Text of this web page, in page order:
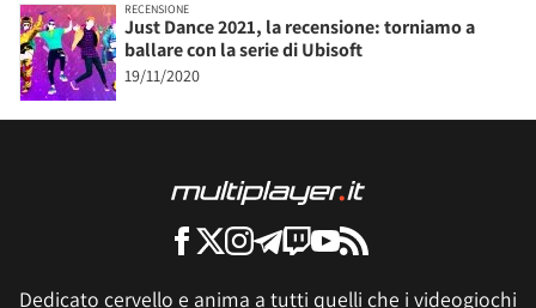
RECENSIONE
Just Dance 2021, la recensione: torniamo a
ballare con la serie di Ubisoft
19/11/2020
Dedicato cervello e anima a tutti quelli che i videogiochi